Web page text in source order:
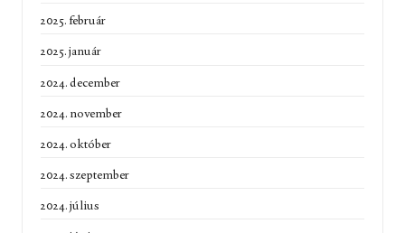
2025. február
2025. január
2024. december
2024. november
2024. október
2024. szeptember
2024. július